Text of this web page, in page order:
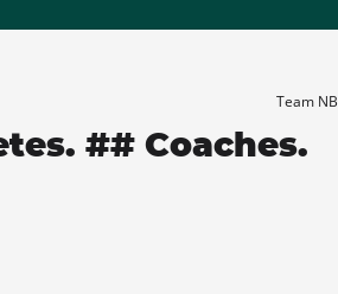
Team NB
## Coaches.